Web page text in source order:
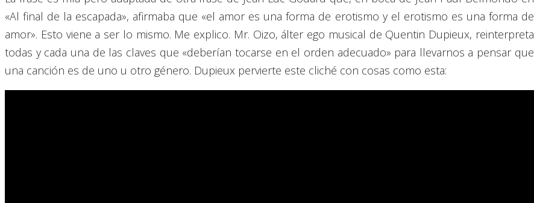
«Al final de la escapada», afirmaba que «el amor es una forma de erotismo y el erotismo es una forma de
amor». Esto viene a ser lo mismo. Me explico. Mr. Oizo, álter ego musical de Quentin Dupieux, reinterpreta
todas y cada una de las claves que «deberían tocarse en el orden adecuado» para llevarnos a pensar que
una canción es de uno u otro género. Dupieux pervierte este cliché con cosas como esta: